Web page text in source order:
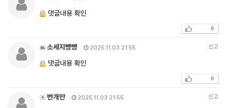
댓글내용 확인
0
소세지빵빵 2025.11.03 21:55 신고
댓글내용 확인
0
번개만 2025.11.03 21:55 신고